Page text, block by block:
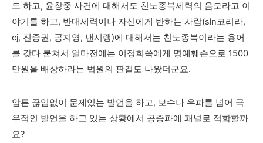
도 하고, 윤창중 사건에 대해서도 친노종북세력의 음모라고 이
야기를 하고, 반대세력이나 자신에게 반하는 사람(sln코리라,
cj, 진중권, 공지영, 낸시랭)에 대해서는 친노종북이라는 용어
를 갖다 붙쳐서 얼마전에는 이정희쪽에게 명예훼손으로 1500
만원을 배상하라는 법원의 판결도 나왔더군요.
암튼 끊임없이 문제있는 발언을 하고, 보수나 우파를 넘어 극
우적인 발언을 하고 있는 상황에서 공중파에 패널로 적합할까
요?